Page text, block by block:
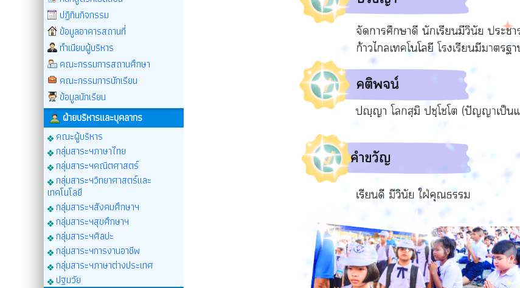
ปฏิทินกิจกรรม
ข้อมูลอาคารสถานที่
ทำเนียบผู้บริหาร
คณะกรรมการสถานศึกษา
คณะกรรมการนักเรียน
ข้อมูลนักเรียน
ฝ่ายบริหารและบุคลากร
คณะผู้บริหาร
กลุ่มสาระฯภาษาไทย
กลุ่มสาระฯคณิตศาสตร์
กลุ่มสาระฯวิทยาศาสตร์และ
เทคโนโลยี
กลุ่มสาระฯสังคมศึกษาฯ
กลุ่มสาระฯสุขศึกษาฯ
กลุ่มสาระฯศิลปะ
กลุ่มสาระฯการงานอาชีพ
กลุ่มสาระฯภาษาต่างประเทศ
ปฐมวัย